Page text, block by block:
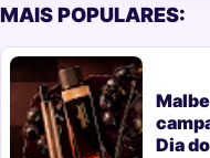
MAIS POPULARES:
Dia